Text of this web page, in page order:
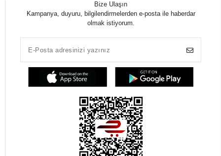
Bize Ulaşın
Kampanya, duyuru, bilgilendirmelerden e-posta ile haberdar
olmak istiyorum.